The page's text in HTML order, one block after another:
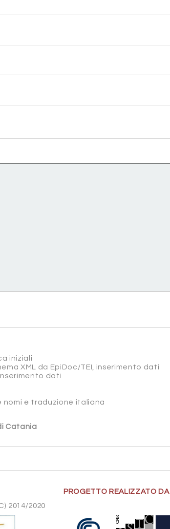
iniziali
XML da EpiDoc/TEI, inserimento dati
dati
e traduzione italiana
Catania
PROGETTO REALIZZATO DA
2014/2020